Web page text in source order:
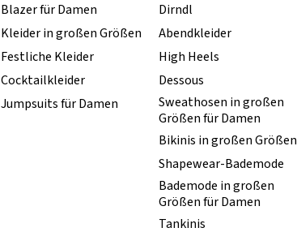
Blazer für Damen
Kleider in großen Größen
Festliche Kleider
Cocktailkleider
Jumpsuits für Damen
Dirndl
Abendkleider
High Heels
Dessous
Sweathosen in großen
Größen für Damen
Bikinis in großen Größen
Shapewear-Bademode
Bademode in großen
Größen für Damen
Tankinis